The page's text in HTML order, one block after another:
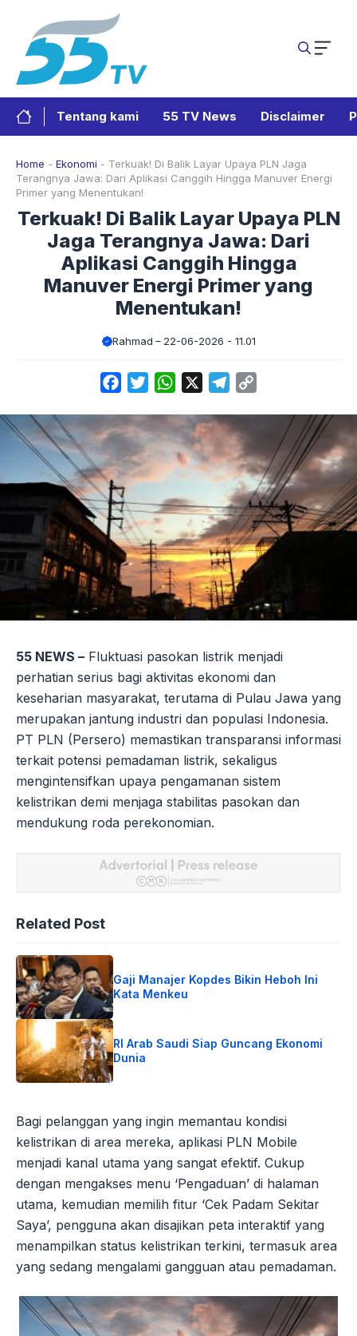
Tentang kami 55 TV News Disclaimer
Home - Ekonomi - Terkuak! Di Balik Layar Upaya PLN Jaga
Terangnya Jawa: Dari Aplikasi Canggih Hingga Manuver Energi
Primer yang Menentukan!
Terkuak! Di Balik Layar Upaya PLN
Jaga Terangnya Jawa: Dari
Aplikasi Canggih Hingga
Manuver Energi Primer yang
Menentukan!
Rahmad 22-06-2026 - 11.01
FacebookTwitterWhatsApp Telegram
55 NEWS – Fluktuasi pasokan listrik menjadi
perhatian serius bagi aktivitas ekonomi dan
keseharian masyarakat, terutama di Pulau Jawa yang
merupakan jantung industri dan populasi Indonesia.
PT PLN (Persero) memastikan transparansi informasi
terkait potensi pemadaman listrik, sekaligus
mengintensifkan upaya pengamanan sistem
kelistrikan demi menjaga stabilitas pasokan dan
mendukung roda perekonomian.
Related Post
Gaji Manajer Kopdes Bikin Heboh Ini
Kata Menkeu
RI Arab Saudi Siap Guncang Ekonomi
Dunia
Bagi pelanggan yang ingin memantau kondisi
kelistrikan di area mereka, aplikasi PLN Mobile
menjadi kanal utama yang sangat efektif. Cukup
dengan mengakses menu ‘Pengaduan’ di halaman
utama, kemudian memilih fitur ‘Cek Padam Sekitar
Saya’, pengguna akan disajikan peta interaktif yang
menampilkan status kelistrikan terkini, termasuk area
yang sedang mengalami gangguan atau pemadaman.